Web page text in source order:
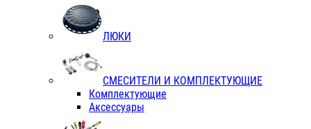
ЛЮКИ
СМЕСИТЕЛИ И КОМПЛЕКТУЮЩИЕ
Комплектующие
Аксессуары